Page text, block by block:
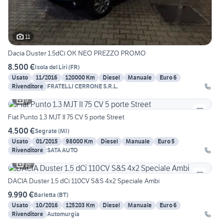
11
Dacia Duster 1.5dCi OK NEO PREZZO PROMO
8.500 €Isola del Liri(FR)
Usato
11/2016 120000 Km Diesel Manuale
Euro 6
Rivenditore FRATELLI CERRONE S.R.L.
9
Fiat Punto 1.3 MJT II 75 CV 5 porte Street
4.500 €Segrate(MI)
Usato
01/2015 98000 Km Diesel Manuale
Euro 5
Rivenditore SATA AUTO
19
DACIA Duster 1.5 dCi 110CV S&S 4x2 Speciale Ambi
9.990 €Barletta (BT)
Usato
10/2016 125203 Km Diesel Manuale
Euro 6
Rivenditore Automurgia